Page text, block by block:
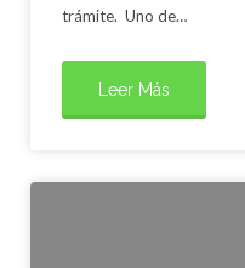
trámite. Uno de…
Leer Más